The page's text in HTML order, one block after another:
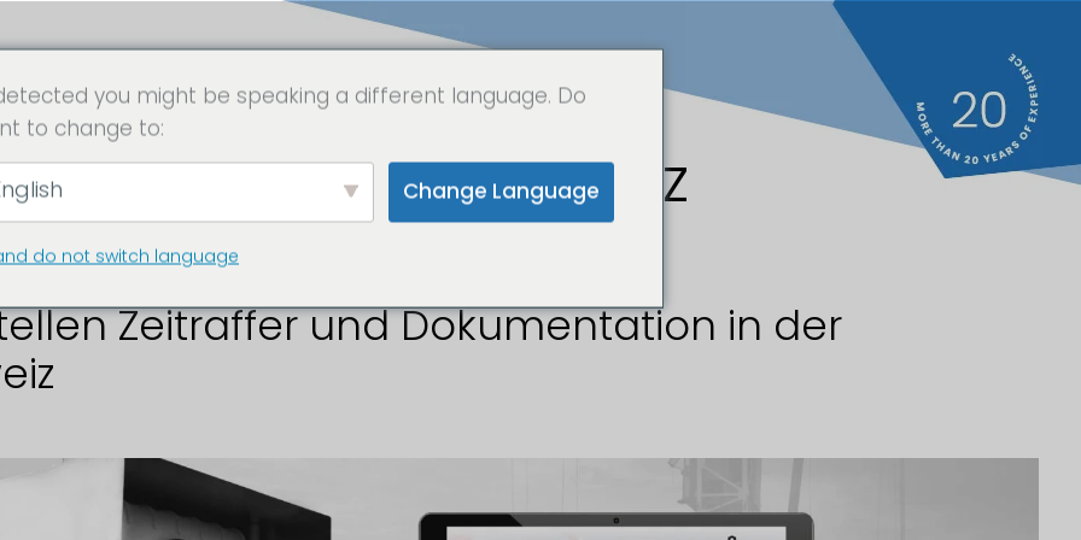
Schweiz
Zeitraffer und Dokumentation in der
you might be speaking a different language. Do
to change to:
Change Language
do not switch language